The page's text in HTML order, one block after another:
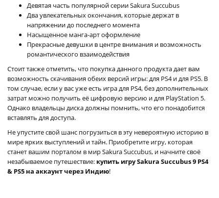
Девятая часть популярной серии Sakura Succubus
Два увлекательных окончания, которые держат в
напряжении до последнего момента
Насыщенное манга-арт оформление
Прекрасные девушки в центре внимания и возможность
романтического взаимодействия
Стоит также отметить, что покупка данного продукта дает вам
возможность скачивания обеих версий игры: для PS4 и для PS5. В
том случае, если у вас уже есть игра для PS4, без дополнительных
затрат можно получить её цифровую версию и для PlayStation 5.
Однако владельцы диска должны помнить, что его понадобится
вставлять для доступа.
Не упустите свой шанс погрузиться в эту невероятную историю в
мире ярких выступлений и тайн. Приобретите игру, которая
станет вашим порталом в мир Sakura Succubus, и начните своё
незабываемое путешествие: купить игру Sakura Succubus 9 PS4
& PS5 на аккаунт через Индию!